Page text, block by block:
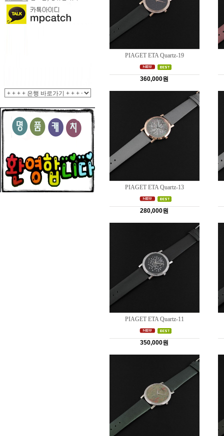
PIAGET ETA Quartz-19
360,000원
PIAGET ETA Quartz-13
280,000원
PIAGET ETA Quartz-11
350,000원